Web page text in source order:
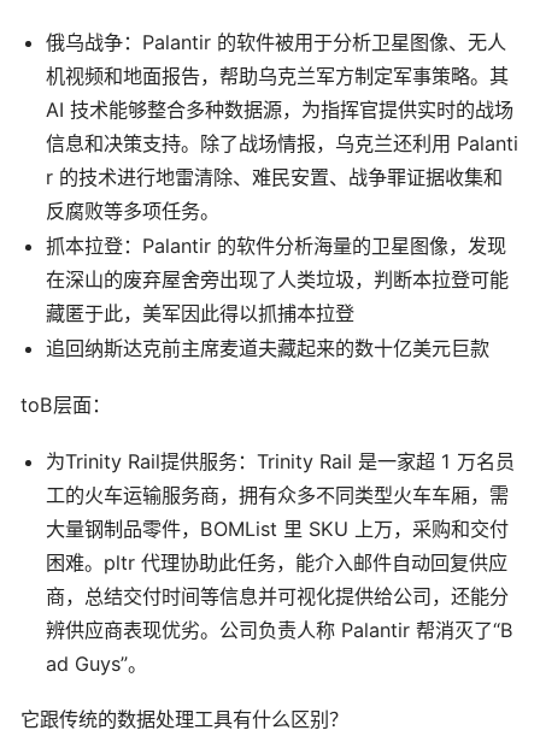
俄乌战争：Palantir 的软件被用于分析卫星图像、无人
机视频和地面报告，帮助乌克兰军方制定军事策略。其
AI 技术能够整合多种数据源，为指挥官提供实时的战场
信息和决策支持。除了战场情报，乌克兰还利用 Palanti
r 的技术进行地雷清除、难民安置、战争罪证据收集和
反腐败等多项任务。
抓本拉登：Palantir 的软件分析海量的卫星图像，发现
在深山的废弃屋舍旁出现了人类垃圾，判断本拉登可能
藏匿于此，美军因此得以抓捕本拉登
追回纳斯达克前主席麦道夫藏起来的数十亿美元巨款
toB层面：
为Trinity Rail提供服务：Trinity Rail 是一家超 1 万名员
工的火车运输服务商，拥有众多不同类型火车车厢，需
大量钢制品零件，BOMList 里 SKU 上万，采购和交付
困难。pltr 代理协助此任务，能介入邮件自动回复供应
商，总结交付时间等信息并可视化提供给公司，还能分
辨供应商表现优劣。公司负责人称 Palantir 帮消灭了“B
ad Guys”。
它跟传统的数据处理工具有什么区别？